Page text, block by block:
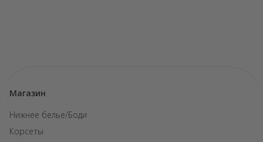
Магазин
Нижнее белье/Боди
Корсеты